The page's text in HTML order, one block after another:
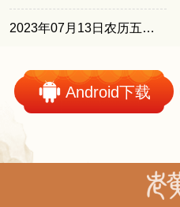
2023年07月13日农历五月廿六
Android下载